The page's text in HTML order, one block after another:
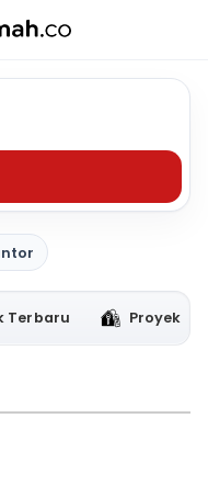
Terbaru Proyek